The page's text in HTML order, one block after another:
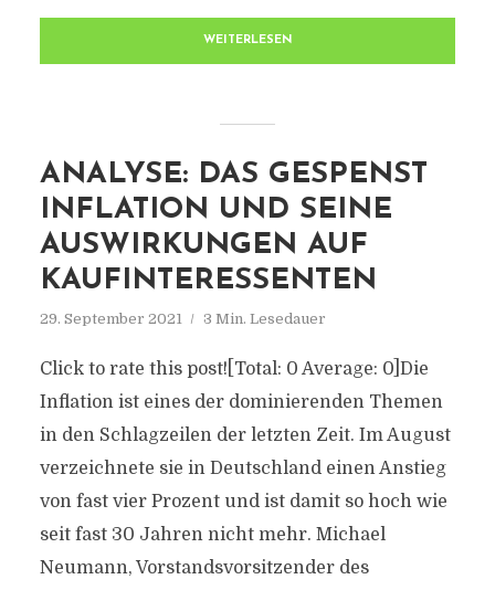
WEITERLESEN
ANALYSE: DAS GESPENST
INFLATION UND SEINE
AUSWIRKUNGEN AUF
KAUFINTERESSENTEN
29. September 2021 3 Min. Lesedauer
Click to rate this post![Total: 0 Average: 0]Die
Inflation ist eines der dominierenden Themen
in den Schlagzeilen der letzten Zeit. Im August
verzeichnete sie in Deutschland einen Anstieg
von fast vier Prozent und ist damit so hoch wie
seit fast 30 Jahren nicht mehr. Michael
Neumann, Vorstandsvorsitzender des